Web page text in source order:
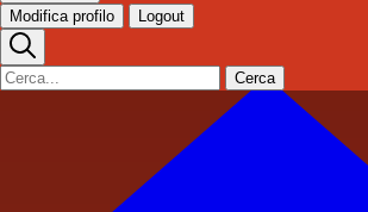
Modifica profilo Logout
Cerca